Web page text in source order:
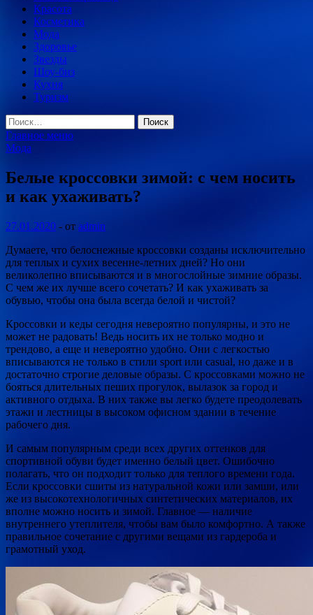
Красота
Косметика
Мода
Здоровье
Звезды
Шоу-биз
Кухня
Туризм
Найти:
Главное меню
Мода
Белые кроссовки зимой: с чем носить
и как ухаживать?
27.01.2020 - от admin
Думаете, что белоснежные кроссовки созданы исключительно
для теплых и сухих весенне-летних дней? Но они
великолепно вписываются и в многослойные зимние образы.
С чем же их лучше всего сочетать? И как ухаживать за
обувью, чтобы она была всегда белой и чистой?
Кроссовки и кеды сегодня невероятно популярны, и это не
может не радовать! Ведь носить их не только модно и
трендово, а еще и невероятно удобно. Они с легкостью
вписываются не только в стили sport или casual, но даже и в
достаточно строгие деловые образы. С кроссовками можно не
бояться длительных пеших прогулок, вылазок за город и
активного отдыха. В них также вы легко будете преодолевать
этажи и лестницы в высоком офисном здании в течение
рабочего дня.
И самым популярным среди всех других оттенков для
спортивной обуви будет именно белый цвет. Ошибочно
полагать, что он подходит только для теплого времени года.
Если кроссовки сшиты из натуральной кожи или замши, или
же из высокотехнологичных синтетических материалов, их
вполне можно носить и зимой. Главное — наличие
внутреннего утеплителя, чтобы вам было комфортно. А также
правильное сочетание с другими вещами из гардероба и
грамотный уход.